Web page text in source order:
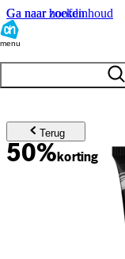
Ga naar hoofdinhoud
Ga naar zoeken
menu
Terug
50%korting